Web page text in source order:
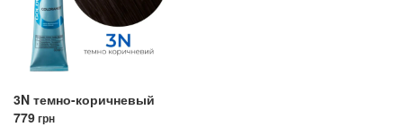
3N темно-коричневый
779грн